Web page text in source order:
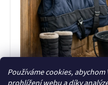
Používáme cookies,
Nejlepší zimní